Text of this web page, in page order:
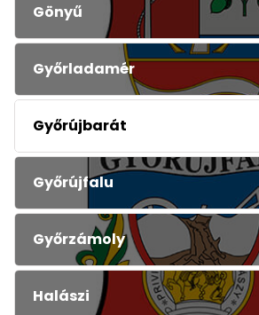
Gönyű
Győrladamér
Győrújbarát
Győrújfalu
Győrzámoly
Halászi